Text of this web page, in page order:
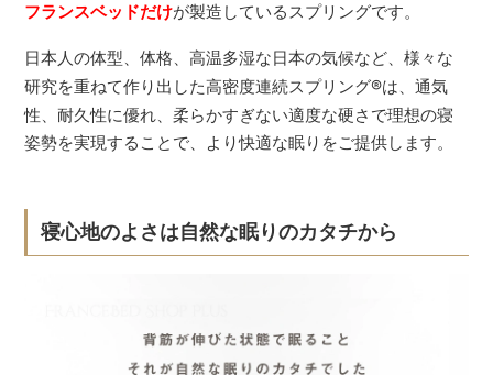
フランスベッドだけが製造しているスプリングです。
日本人の体型、体格、高温多湿な日本の気候など、様々な
研究を重ねて作り出した高密度連続スプリング®は、通気
性、耐久性に優れ、柔らかすぎない適度な硬さで理想の寝
姿勢を実現することで、より快適な眠りをご提供します。
寝心地のよさは自然な眠りのカタチから